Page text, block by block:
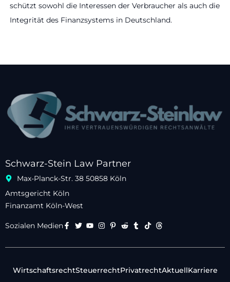
schützt sowohl die Interessen der Verbraucher als auch die
Integrität des Finanzsystems in Deutschland.
Schwarz-Stein Law Partner
Max-Planck-Str. 38 50858 Köln
Amtsgericht Köln
Finanzamt Köln-West
Sozialen Medien
WirtschaftsrechtSteuerrechtPrivatrechtAktuellKarriere